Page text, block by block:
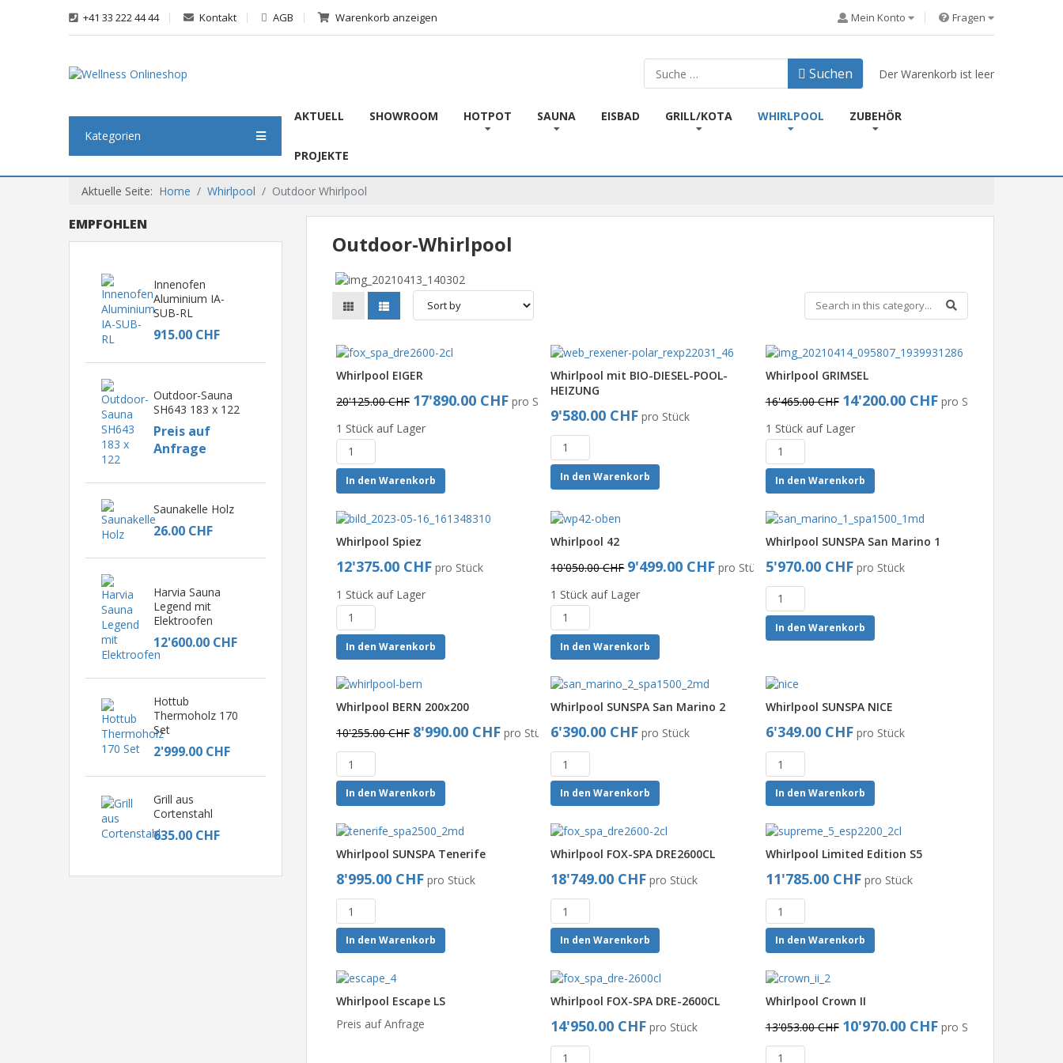
+41 33 222 44 44 Kontakt AGB Warenkorb anzeigen Mein Konto Fragen
Suchen Suchen Der Warenkorb ist leer
Kategorien
AKTUELL SHOWROOM HOTPOT SAUNA EISBAD GRILL/KOTA WHIRLPOOL ZUBEHÖR
PROJEKTE
Aktuelle Seite: Home Whirlpool Outdoor Whirlpool
EMPFOHLEN
Innenofen
Aluminium IA-
SUB-RL
915.00 CHF
Outdoor-Sauna
SH643 183 x 122
Preis auf
Anfrage
Saunakelle Holz
26.00 CHF
Harvia Sauna
Legend mit
Elektroofen
12'600.00 CHF
Hottub
Thermoholz 170
Set
2'999.00 CHF
Grill aus
Cortenstahl
635.00 CHF
Outdoor-Whirlpool
Whirlpool EIGER
20'125.00 CHF 17'890.00 CHF pro Stück
1 Stück auf Lager
In den Warenkorb
Whirlpool mit BIO-DIESEL-POOL-
HEIZUNG
9'580.00 CHF pro Stück
In den Warenkorb
Whirlpool GRIMSEL
16'465.00 CHF 14'200.00 CHF pro Stück
1 Stück auf Lager
In den Warenkorb
Whirlpool Spiez
12'375.00 CHF pro Stück
1 Stück auf Lager
In den Warenkorb
Whirlpool 42
10'050.00 CHF 9'499.00 CHF pro Stück
1 Stück auf Lager
In den Warenkorb
Whirlpool SUNSPA San Marino 1
5'970.00 CHF pro Stück
In den Warenkorb
Whirlpool BERN 200x200
10'255.00 CHF 8'990.00 CHF pro Stück
In den Warenkorb
Whirlpool SUNSPA San Marino 2
6'390.00 CHF pro Stück
In den Warenkorb
Whirlpool SUNSPA NICE
6'349.00 CHF pro Stück
In den Warenkorb
Whirlpool SUNSPA Tenerife
8'995.00 CHF pro Stück
In den Warenkorb
Whirlpool FOX-SPA DRE2600CL
18'749.00 CHF pro Stück
In den Warenkorb
Whirlpool Limited Edition S5
11'785.00 CHF pro Stück
In den Warenkorb
Whirlpool Escape LS
Preis auf Anfrage
Whirlpool FOX-SPA DRE-2600CL
14'950.00 CHF pro Stück
Whirlpool Crown II
13'053.00 CHF 10'970.00 CHF pro Stück